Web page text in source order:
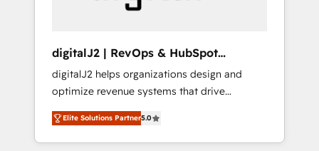
digitalJ2 | RevOps & HubSpot
Implementations
digitalJ2 helps organizations design and
optimize revenue systems that drive
scalable, predictable growth. As a triple-
accredited HubSpot Solutions Partner, we
specialize in both strategic RevOps planning
Elite Solutions Partner5.0